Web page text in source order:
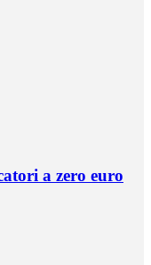
a zero euro